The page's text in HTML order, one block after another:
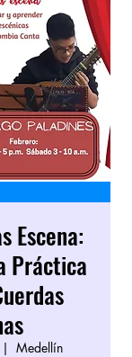
Escena:
Práctica
|
Medellín